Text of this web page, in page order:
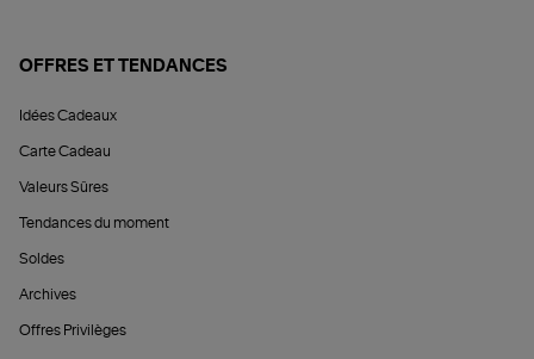
OFFRES ET TENDANCES
Idées Cadeaux
Carte Cadeau
Valeurs Sûres
Tendances du moment
Soldes
Archives
Offres Privilèges